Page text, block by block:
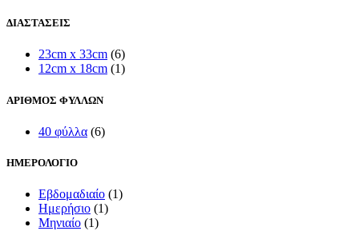
ΔΙΑΣΤΑΣΕΙΣ
23cm x 33cm (6)
12cm x 18cm (1)
ΑΡΙΘΜΟΣ ΦΥΛΛΩΝ
40 φύλλα (6)
ΗΜΕΡΟΛΟΓΙΟ
Εβδομαδιαίο (1)
Ημερήσιο (1)
Μηνιαίο (1)